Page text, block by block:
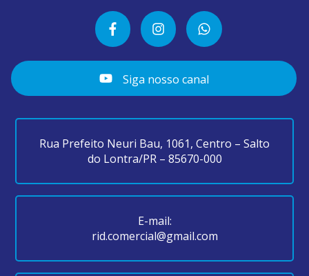
Siga nosso canal
Rua Prefeito Neuri Bau, 1061, Centro – Salto
do Lontra/PR – 85670-000
E-mail:
rid.comercial@gmail.com